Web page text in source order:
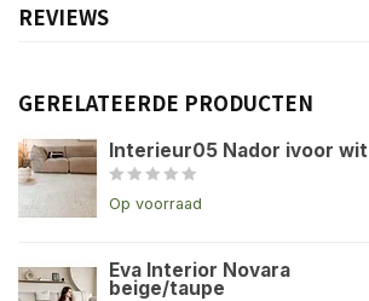
REVIEWS
GERELATEERDE PRODUCTEN
Interieur05 Nador ivoor wit
Op voorraad
Eva Interior Novara
beige/taupe